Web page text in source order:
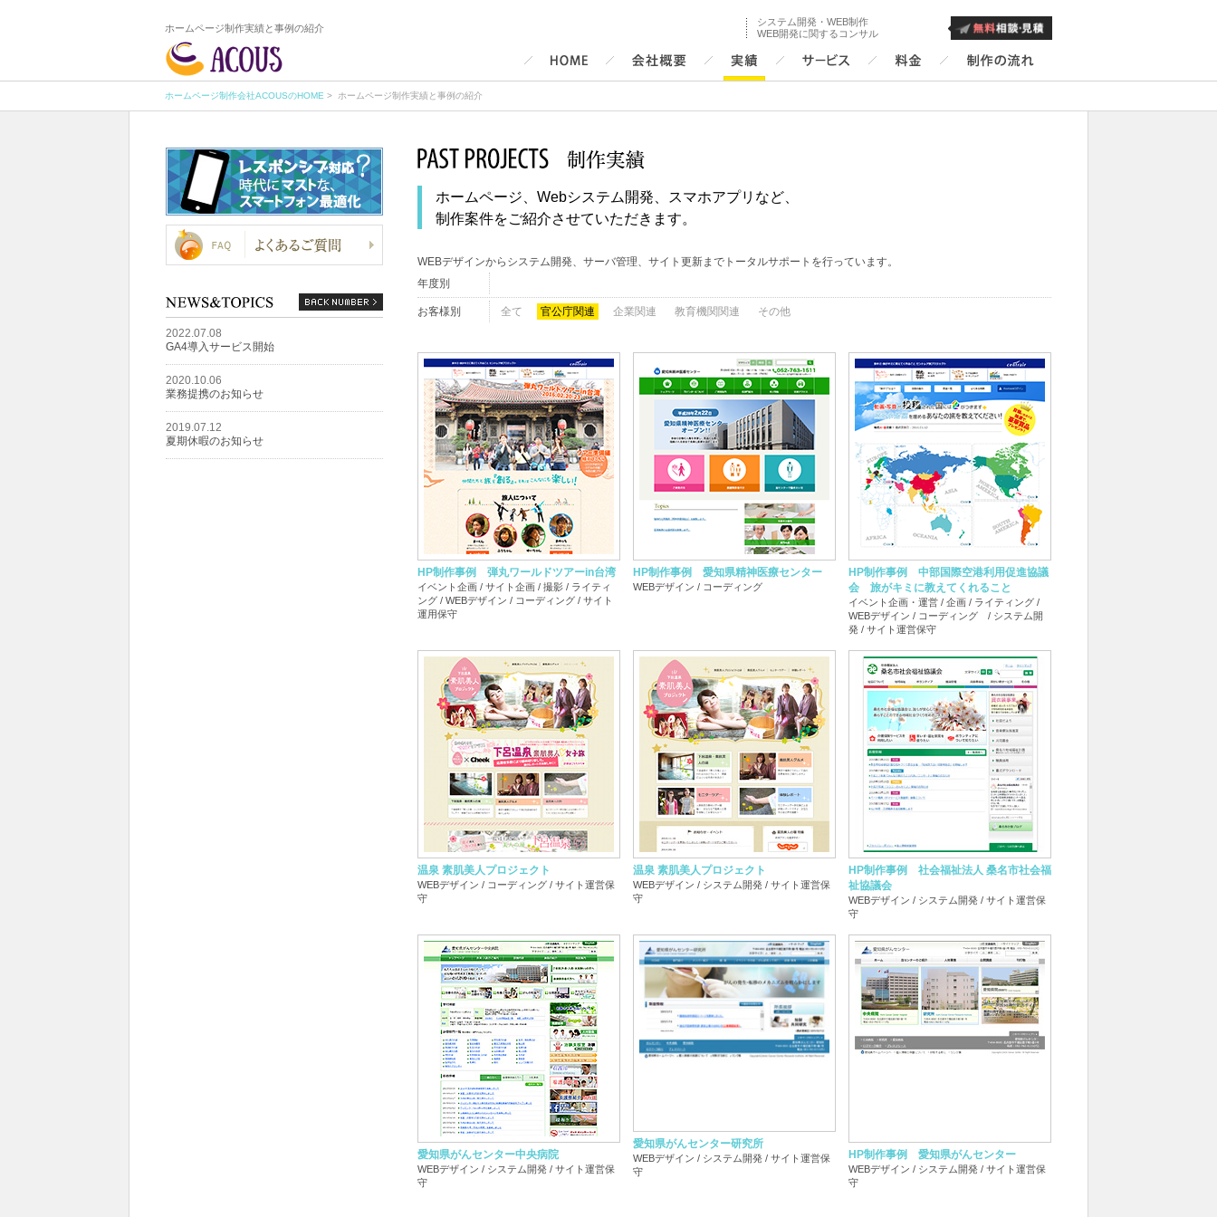
ホームページ制作実績と事例の紹介
システム開発・WEB制作
WEB開発に関するコンサル
ホームページ制作会社ACOUSのHOME > ホームページ制作実績と事例の紹介
ホームページ、Webシステム開発、スマホアプリなど、
制作案件をご紹介させていただきます。
WEBデザインからシステム開発、サーバ管理、サイト更新までトータルサポートを行っています。
年度別
お客様別 全て 官公庁関連 企業関連 教育機関関連 その他
HP制作事例 弾丸ワールドツアーin台湾
イベント企画 / サイト企画 / 撮影 / ライティ
ング / WEBデザイン / コーディング / サイト
運用保守
HP制作事例 愛知県精神医療センター
WEBデザイン / コーディング
HP制作事例 中部国際空港利用促進協議
会 旅がキミに教えてくれること
イベント企画・運営 / 企画 / ライティング /
WEBデザイン / コーディング / システム開
発 / サイト運営保守
温泉 素肌美人プロジェクト
WEBデザイン / コーディング / サイト運営保
守
温泉 素肌美人プロジェクト
WEBデザイン / システム開発 / サイト運営保
守
HP制作事例 社会福祉法人 桑名市社会福
祉協議会
WEBデザイン / システム開発 / サイト運営保
守
愛知県がんセンター中央病院
WEBデザイン / システム開発 / サイト運営保
守
愛知県がんセンター研究所
WEBデザイン / システム開発 / サイト運営保
守
HP制作事例 愛知県がんセンター
WEBデザイン / システム開発 / サイト運営保
守
2022.07.08
GA4導入サービス開始
2020.10.06
業務提携のお知らせ
2019.07.12
夏期休暇のお知らせ